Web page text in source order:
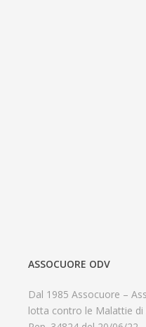
ASSOCUORE ODV
Dal 1985 Assocuore –
lotta contro le Malattie di